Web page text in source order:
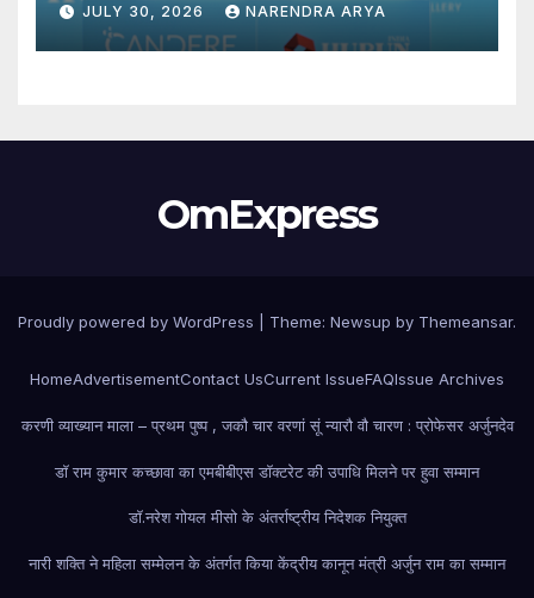
JULY 30, 2026 NARENDRA ARYA
OmExpress
Proudly powered by WordPress Theme: Newsup by Themeansar.
HomeAdvertisementContact UsCurrent IssueFAQIssue Archives
करणी व्याख्यान माला – प्रथम पुष्प , जकौ चार वरणां सूं न्यारौ वौ चारण : प्रोफेसर अर्जुनदेव
डॉ राम कुमार कच्छावा का एमबीबीएस डॉक्टरेट की उपाधि मिलने पर हुवा सम्मान
डॉ.नरेश गोयल मीसो के अंतर्राष्ट्रीय निदेशक नियुक्त
नारी शक्ति ने महिला सम्मेलन के अंतर्गत किया केंद्रीय कानून मंत्री अर्जुन राम का सम्मान